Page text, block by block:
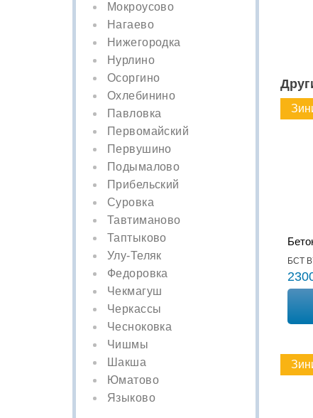
Мокроусово
Нагаево
Нижегородка
Нурлино
Осоргино
Охлебинино
Павловка
Первомайский
Первушино
Подымалово
Прибельский
Суровка
Тавтиманово
Таптыково
Улу-Теляк
Федоровка
Чекмагуш
Черкассы
Чесноковка
Чишмы
Шакша
Юматово
Языково
БСТ